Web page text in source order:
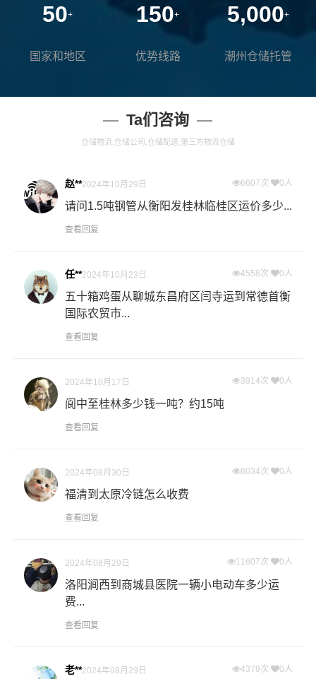
50+
国家和地区
150+
优势线路
5,000+
潮州仓储托管
Ta们咨询
仓储物流,仓储公司,仓储配送,第三方物流仓储
赵**2024年10月29日 6607次 0人
请问1.5吨钢管从衡阳发桂林临桂区运价多少...
查看回复
任**2024年10月23日 4558次 0人
五十箱鸡蛋从聊城东昌府区闫寺运到常德首衡
国际农贸市...
查看回复
2024年10月17日 3914次 0人
阆中至桂林多少钱一吨？约15吨
查看回复
2024年08月30日 8034次 0人
福清到太原冷链怎么收费
查看回复
2024年08月29日 11607次 0人
洛阳涧西到商城县医院一辆小电动车多少运
费...
查看回复
老**2024年08月29日 4379次 0人